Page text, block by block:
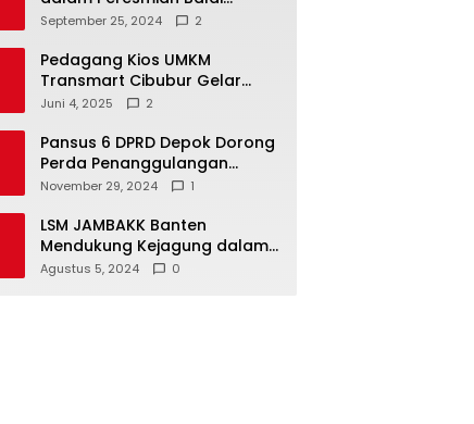
Warga di Sukamaju : Wadah
Aspirasi Masyarakat
September 25, 2024 2
Pedagang Kios UMKM
Transmart Cibubur Gelar
Family Gathering di Cisarua,
Kekompakan
Juni 4, 2025 2
Pansus 6 DPRD Depok Dorong
Perda Penanggulangan
Kebakaran untuk
November 29, 2024 1
LSM JAMBAKK Banten
Mendukung Kejagung dalam
Investigasi Terhadap
Agustus 5, 2024 0